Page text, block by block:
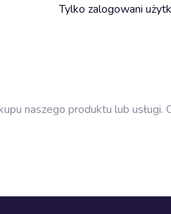
Tylko zalogowani
naszego produktu lub usługi.